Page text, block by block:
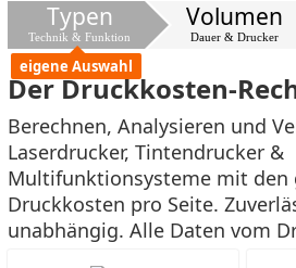
Typen
Technik & Funktion
eigene Auswahl
Volumen
Dauer & Drucker
Der Druckkosten-
Berechnen, Analysieren und
Laserdrucker, Tintendrucker &
Multifunktionsysteme mit den
Druckkosten pro Seite.
unabhängig. Alle Daten vom